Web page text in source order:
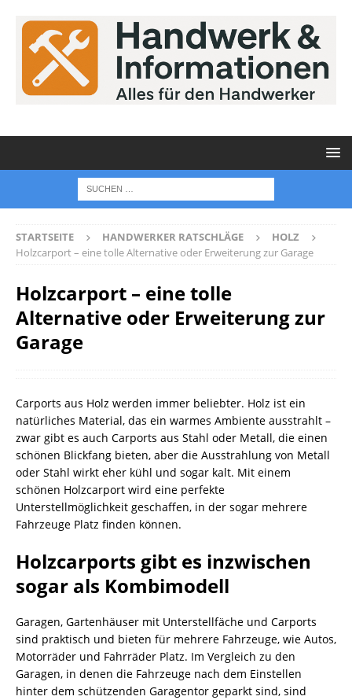
STARTSEITE HANDWERKER RATSCHLÄGE
HOLZ
Holzcarport – eine tolle Alternative oder Erweiterung zur Garage
Holzcarport – eine tolle
Alternative oder Erweiterung zur
Garage
Carports aus Holz werden immer beliebter. Holz ist ein
natürliches Material, das ein warmes Ambiente ausstrahlt –
zwar gibt es auch Carports aus Stahl oder Metall, die einen
schönen Blickfang bieten, aber die Ausstrahlung von Metall
oder Stahl wirkt eher kühl und sogar kalt. Mit einem
schönen Holzcarport wird eine perfekte
Unterstellmöglichkeit geschaffen, in der sogar mehrere
Fahrzeuge Platz finden können.
Holzcarports gibt es inzwischen
sogar als Kombimodell
Garagen, Gartenhäuser mit Unterstellfäche und Carports
sind praktisch und bieten für mehrere Fahrzeuge, wie Autos,
Motorräder und Fahrräder Platz. Im Vergleich zu den
Garagen, in denen die Fahrzeuge nach dem Einstellen
hinter dem schützenden Garagentor geparkt sind, sind